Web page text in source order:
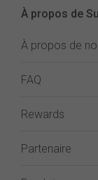
À propos de
À propos de
FAQ
Rewards
Partenaire